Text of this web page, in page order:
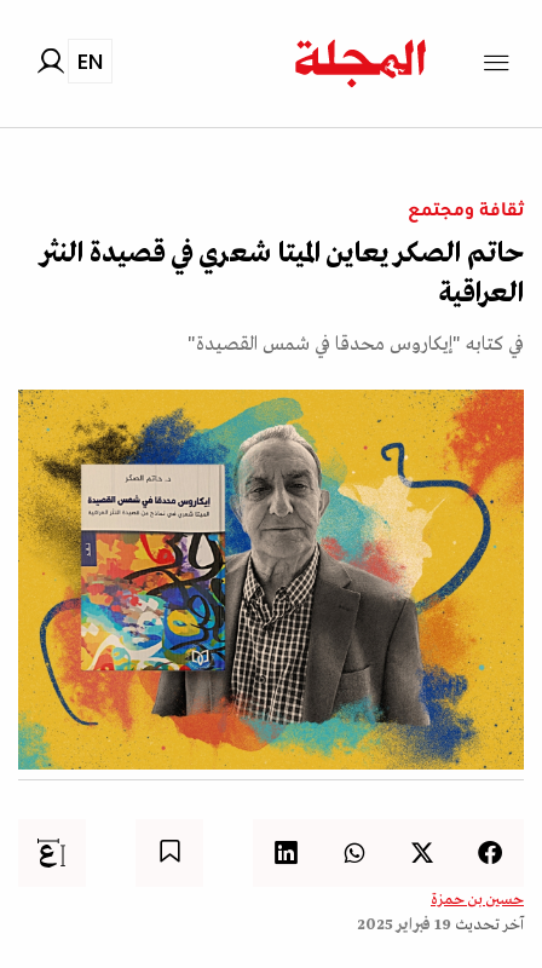
EN
ثقافة ومجتمع
حاتم الصكر يعاين الميتا شعري في قصيدة النثر
العراقية
في كتابه "إيكاروس محدقا في شمس القصيدة"
حسين بن حمزة
آخر تحديث 19 فبراير 2025